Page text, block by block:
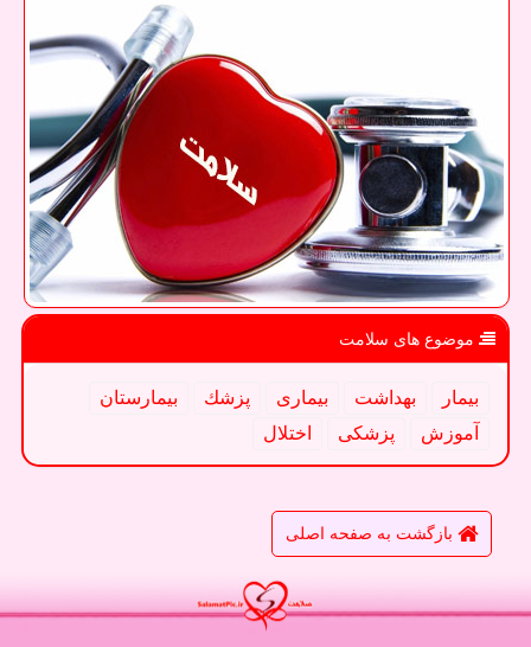
موضوع های سلامت
بیمار بهداشت بیماری پزشك
بیمارستان
آموزش
پزشكی اختلال
بازگشت به صفحه اصلی